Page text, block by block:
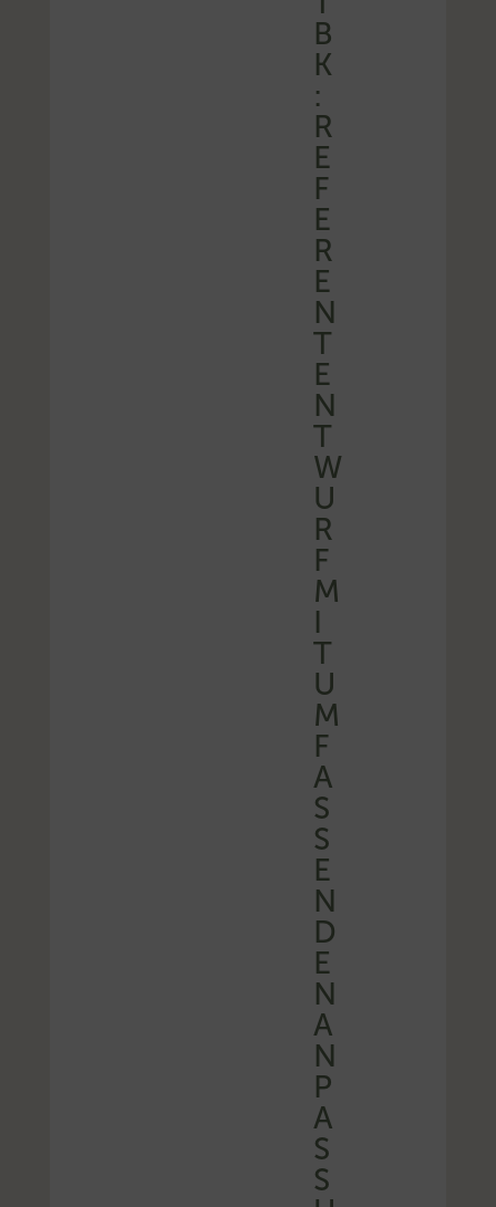
B
K
:
R
E
F
E
R
E
N
T
E
N
T
W
U
R
F
M
I
T
U
M
F
A
S
S
E
N
D
E
N
A
N
P
A
S
S